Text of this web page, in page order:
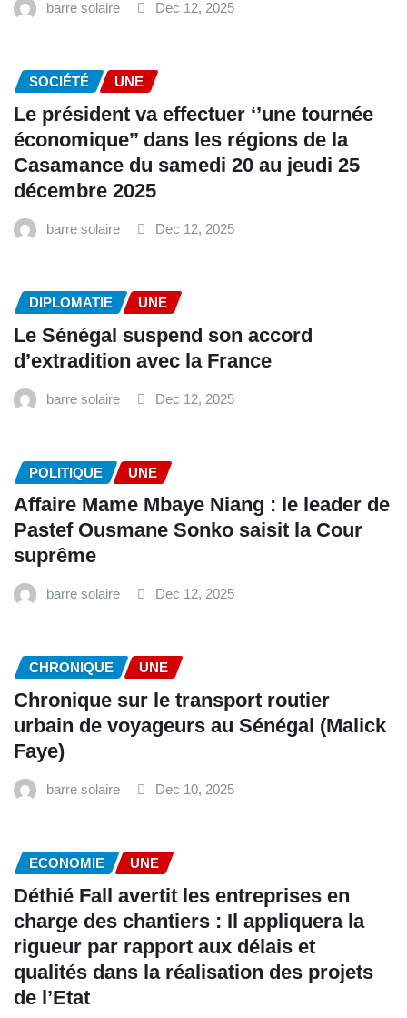
barre solaire Dec 12, 2025
SOCIÉTÉ UNE
Le président va effectuer ‘’une tournée
économique’’ dans les régions de la
Casamance du samedi 20 au jeudi 25
décembre 2025
barre solaire Dec 12, 2025
DIPLOMATIE UNE
Le Sénégal suspend son accord
d’extradition avec la France
barre solaire Dec 12, 2025
POLITIQUE UNE
Affaire Mame Mbaye Niang : le leader de
Pastef Ousmane Sonko saisit la Cour
suprême
barre solaire Dec 12, 2025
CHRONIQUE UNE
Chronique sur le transport routier
urbain de voyageurs au Sénégal (Malick
Faye)
barre solaire Dec 10, 2025
ECONOMIE UNE
Déthié Fall avertit les entreprises en
charge des chantiers : Il appliquera la
rigueur par rapport aux délais et
qualités dans la réalisation des projets
de l’Etat